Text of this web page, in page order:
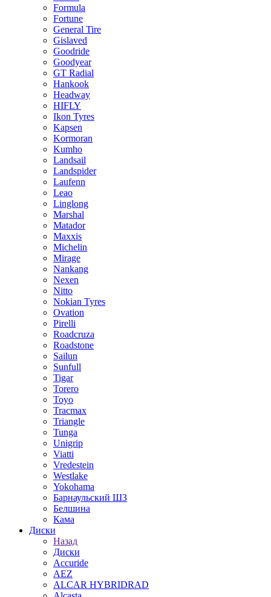
Formula
Fortune
General Tire
Gislaved
Goodride
Goodyear
GT Radial
Hankook
Headway
HIFLY
Ikon Tyres
Kapsen
Kormoran
Kumho
Landsail
Landspider
Laufenn
Leao
Linglong
Marshal
Matador
Maxxis
Michelin
Mirage
Nankang
Nexen
Nitto
Nokian Tyres
Ovation
Pirelli
Roadcruza
Roadstone
Sailun
Sunfull
Tigar
Torero
Toyo
Tracmax
Triangle
Tunga
Unigrip
Viatti
Vredestein
Westlake
Yokohama
Барнаульский ШЗ
Белшина
Кама
Диски
Назад
Диски
Accuride
AEZ
ALCAR HYBRIDRAD